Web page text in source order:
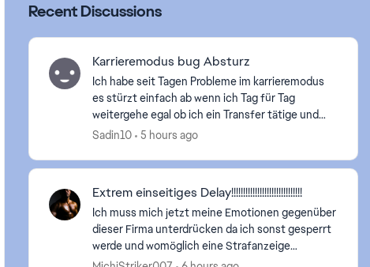
Recent Discussions
Karrieremodus bug Absturz
Ich habe seit Tagen Probleme im karrieremodus
es stürzt einfach ab wenn ich Tag für Tag
weitergehe egal ob ich ein Transfer tätige und
dann zum nächsten Tag springe dann stürzt es
Sadin10 5 hours ago
Extrem einseitiges Delay!!!!!!!!!!!!!!!!!!!!!!!!!!!!!!
Ich muss mich jetzt meine Emotionen gegenüber
dieser Firma unterdrücken da ich sonst gesperrt
werde und womöglich eine Strafanzeige
bekomme. Wobei ersteres eine Erlösung von